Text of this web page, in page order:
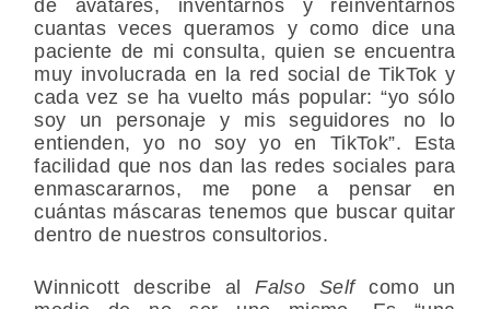
de avatares, inventarnos y reinventarnos
cuantas veces queramos y como dice una
paciente de mi consulta, quien se encuentra
muy involucrada en la red social de TikTok y
cada vez se ha vuelto más popular: “yo sólo
soy un personaje y mis seguidores no lo
entienden, yo no soy yo en TikTok”. Esta
facilidad que nos dan las redes sociales para
enmascararnos, me pone a pensar en
cuántas máscaras tenemos que buscar quitar
dentro de nuestros consultorios.
Winnicott describe alFalso Selfcomo un